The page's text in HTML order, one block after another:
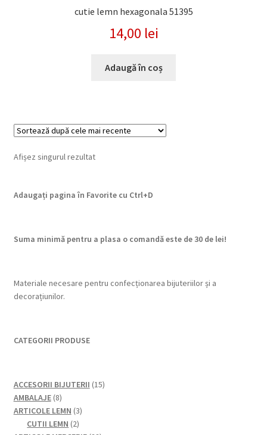
cutie lemn hexagonala 51395
14,00 lei
Adaugă în coș
Afișez singurul rezultat
Adaugați pagina în Favorite cu Ctrl+D
Suma minimă pentru a plasa o comandă este de 30 de lei!
Materiale necesare pentru confecționarea bijuteriilor și a
decorațiunilor.
CATEGORII PRODUSE
ACCESORII BIJUTERII 1515
AMBALAJE 88
produse
ARTICOLE LEMN 33
CUTII LEMN 22